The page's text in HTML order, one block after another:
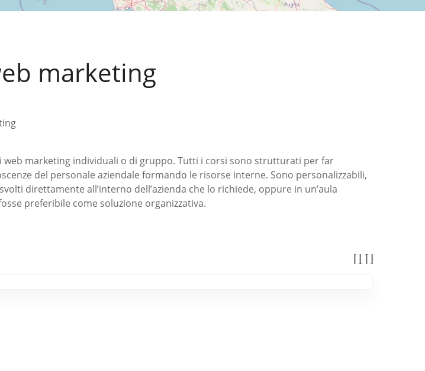
marketing
web marketing individuali o di gruppo. Tutti i corsi sono strutturati per far
del personale aziendale formando le risorse interne. Sono personalizzabili,
direttamente all’interno dell’azienda che lo richiede, oppure in un’aula
preferibile come soluzione organizzativa.